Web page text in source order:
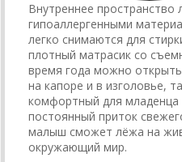
Внутреннее
гипоаллергенными
легко снимаются для
плотный матрасик со
время года можно
на капоре и в изголовье,
комфортный для младенца
постоянный приток
малыш сможет лёжа на
окружающий мир.